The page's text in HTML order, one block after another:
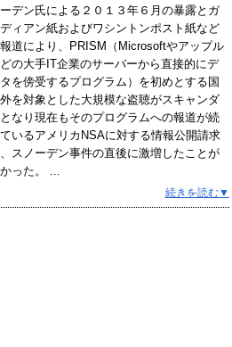
デン氏による２０１３年６月の暴露とガ
ィアン紙およびワシントンポスト紙など
道により、PRISM（Microsoftやアップル
の大手IT企業のサーバーから直接的にデ
を傍受するプログラム）を初めとする国
を対象とした大規模な盗聴がスキャンダ
なり現在もそのプログラムへの報道が続
いるアメリカNSAに対する情報公開請求
スノーデン事件の直後に激増したことが
った。 ...
続きを読む▼